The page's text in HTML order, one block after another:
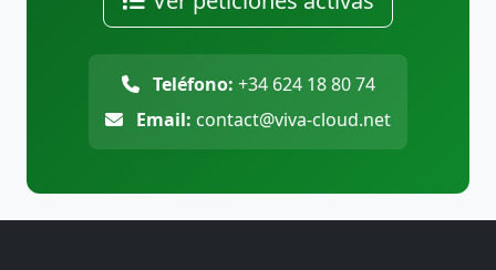
Teléfono: +34 624 18 80 74
Email: contact@viva-cloud.net